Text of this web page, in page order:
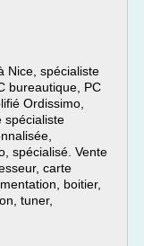
Nice, spécialiste
bureautique, PC
Ordissimo,
spécialiste
spécialisé. Vente
carte
boitier,
tuner,